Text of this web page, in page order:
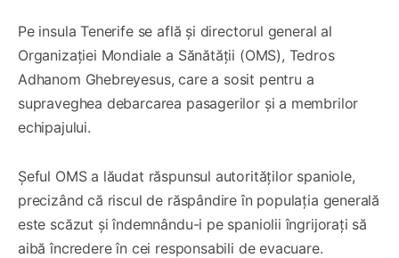
Pe insula Tenerife se află și directorul general al
Organizației Mondiale a Sănătății (OMS), Tedros
Adhanom Ghebreyesus, care a sosit pentru a
supraveghea debarcarea pasagerilor și a membrilor
echipajului.
Șeful OMS a lăudat răspunsul autorităților spaniole,
precizând că riscul de răspândire în populația generală
este scăzut și îndemnându-i pe spaniolii îngrijorați să
aibă încredere în cei responsabili de evacuare.